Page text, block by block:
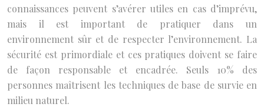
connaissances peuvent s’avérer utiles en cas d’imprévu,
mais il est important de pratiquer dans un
environnement sûr et de respecter l’environnement. La
sécurité est primordiale et ces pratiques doivent se faire
de façon responsable et encadrée. Seuls 10% des
personnes maîtrisent les techniques de base de survie en
milieu naturel.